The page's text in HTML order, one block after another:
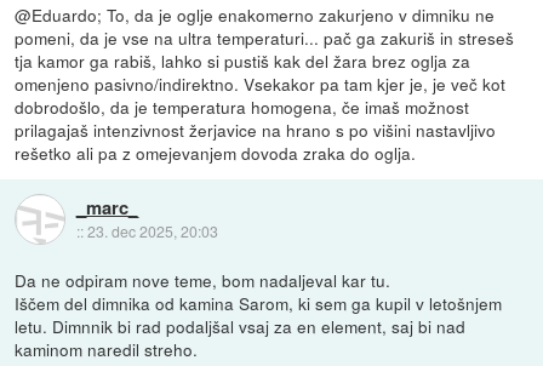
@Eduardo; To, da je oglje enakomerno zakurjeno v dimniku ne
pomeni, da je vse na ultra temperaturi... pač ga zakuriš in streseš
tja kamor ga rabiš, lahko si pustiš kak del žara brez oglja za
omenjeno pasivno/indirektno. Vsekakor pa tam kjer je, je več kot
dobrodošlo, da je temperatura homogena, če imaš možnost
prilagajaš intenzivnost žerjavice na hrano s po višini nastavljivo
rešetko ali pa z omejevanjem dovoda zraka do oglja.
_marc_
::23. dec 2025, 20:03
Da ne odpiram nove teme, bom nadaljeval kar tu.
Iščem del dimnika od kamina Sarom, ki sem ga kupil v letošnjem
letu. Dimnnik bi rad podaljšal vsaj za en element, saj bi nad
kaminom naredil streho.